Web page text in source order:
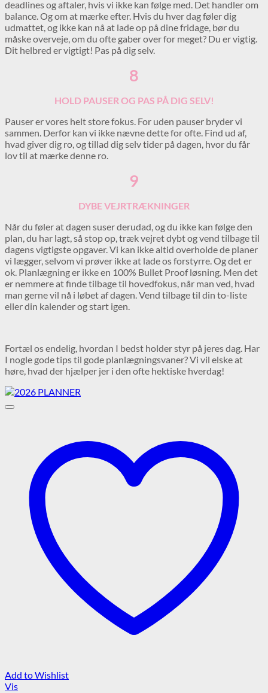
deadlines og aftaler, hvis vi ikke kan følge med. Det handler om
balance. Og om at mærke efter. Hvis du hver dag føler dig
udmattet, og ikke kan nå at lade op på dine fridage, bør du
måske overveje, om du ofte gaber over for meget? Du er vigtig.
Dit helbred er vigtigt! Pas på dig selv.
8
HOLD PAUSER OG PAS PÅ DIG SELV!
Pauser er vores helt store fokus. For uden pauser bryder vi
sammen. Derfor kan vi ikke nævne dette for ofte. Find ud af,
hvad giver dig ro, og tillad dig selv tider på dagen, hvor du får
lov til at mærke denne ro.
9
DYBE VEJRTRÆKNINGER
Når du føler at dagen suser derudad, og du ikke kan følge den
plan, du har lagt, så stop op, træk vejret dybt og vend tilbage til
dagens vigtigste opgaver. Vi kan ikke altid overholde de planer
vi lægger, selvom vi prøver ikke at lade os forstyrre. Og det er
ok. Planlægning er ikke en 100% Bullet Proof løsning. Men det
er nemmere at finde tilbage til hovedfokus, når man ved, hvad
man gerne vil nå i løbet af dagen. Vend tilbage til din to-liste
eller din kalender og start igen.
Fortæl os endelig, hvordan I bedst holder styr på jeres dag. Har
I nogle gode tips til gode planlægningsvaner? Vi vil elske at
høre, hvad der hjælper jer i den ofte hektiske hverdag!
Add to Wishlist
Vis